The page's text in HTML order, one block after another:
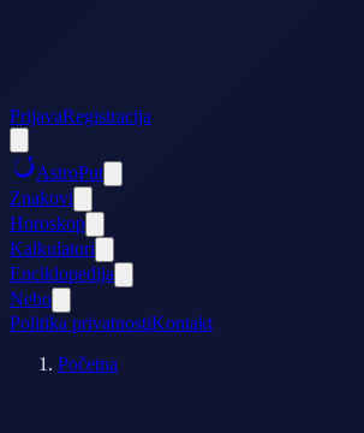
PrijavaRegistracija
AstroPut
Znakovi
Horoskop
Kalkulatori
Enciklopedija
Nebo
Politika privatnostiKontakt
Početna